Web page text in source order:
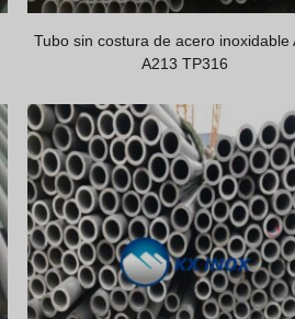
Tubo sin costura de acero inoxidable
A213 TP316